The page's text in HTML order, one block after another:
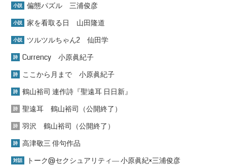
小説 偏態パズル 三浦俊彦
小説 家を看取る日 山田隆道
小説 ツルツルちゃん2 仙田学
詩 Currency 小原眞紀子
詩 ここから月まで 小原眞紀子
詩 鶴山裕司 連作詩『聖遠耳 日日新』
詩 聖遠耳 鶴山裕司（公開終了）
詩 羽沢 鶴山裕司（公開終了）
詩 高津敬三 俳句作品
対話 トーク@セクシュアリティ― 小原眞紀×三浦俊彦